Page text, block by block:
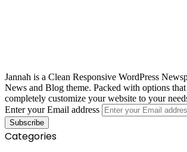
Jannah is a Clean Responsive WordPress
News and Blog theme. Packed with options
completely customize your website to your
Enter your Email address
Categories